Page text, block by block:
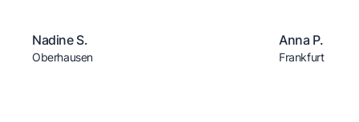
Nadine S.
Oberhausen
Anna P.
Frankfurt